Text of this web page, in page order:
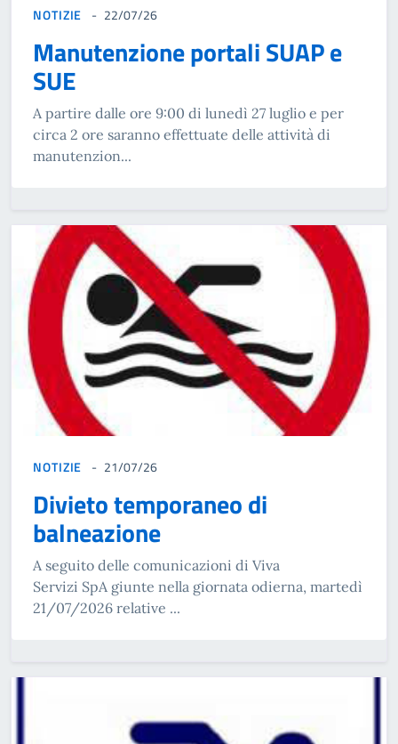
NOTIZIE 22/07/26
Manutenzione portali SUAP e
SUE
A partire dalle ore 9:00 di lunedì 27 luglio e per
circa 2 ore saranno effettuate delle attività di
manutenzion...
NOTIZIE 21/07/26
Divieto temporaneo di
balneazione
A seguito delle comunicazioni di Viva
Servizi SpA giunte nella giornata odierna, martedì
21/07/2026 relative ...